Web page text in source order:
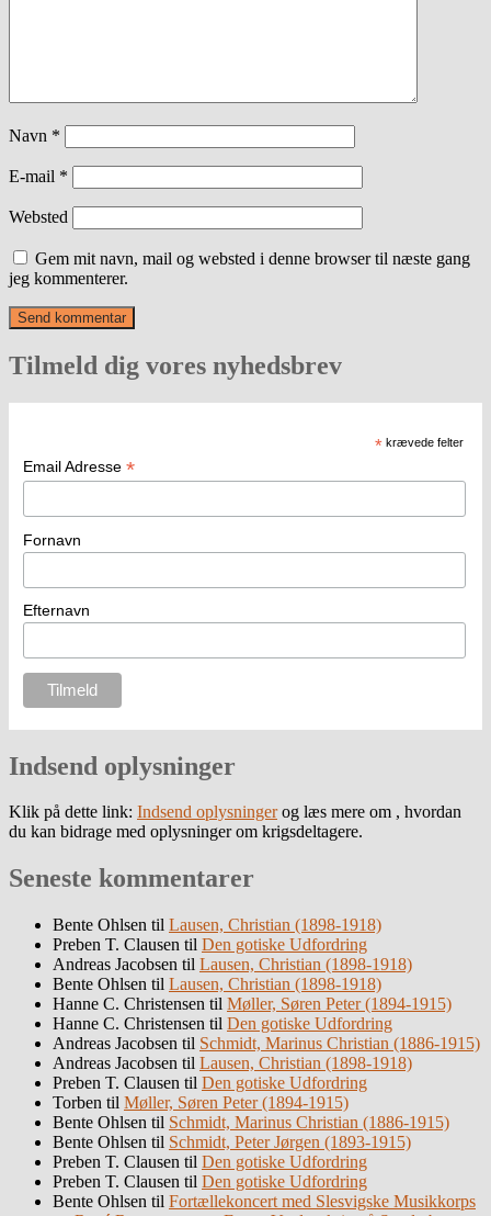
Navn *
E-mail *
Websted
Gem mit navn, mail og websted i denne browser til næste gang
jeg kommenterer.
Tilmeld dig vores nyhedsbrev
* krævede felter
Email Adresse *
Fornavn
Efternavn
Indsend oplysninger
Klik på dette link: Indsend oplysningerog læs mere om , hvordan
du kan bidrage med oplysninger om krigsdeltagere.
Seneste kommentarer
Bente Ohlsen til Lausen, Christian (1898-1918)
Preben T. Clausen til Den gotiske Udfordring
Andreas Jacobsen til Lausen, Christian (1898-1918)
Bente Ohlsen til Lausen, Christian (1898-1918)
Hanne C. Christensen til Møller, Søren Peter (1894-1915)
Hanne C. Christensen til Den gotiske Udfordring
Andreas Jacobsen til Schmidt, Marinus Christian (1886-1915)
Andreas Jacobsen til Lausen, Christian (1898-1918)
Preben T. Clausen til Den gotiske Udfordring
Torben til Møller, Søren Peter (1894-1915)
Bente Ohlsen til Schmidt, Marinus Christian (1886-1915)
Bente Ohlsen til Schmidt, Peter Jørgen (1893-1915)
Preben T. Clausen til Den gotiske Udfordring
Preben T. Clausen til Den gotiske Udfordring
Bente Ohlsen til Fortællekoncert med Slesvigske Musikkorps